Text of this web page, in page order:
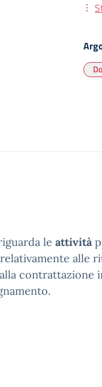
le attività
alle
contrattazione